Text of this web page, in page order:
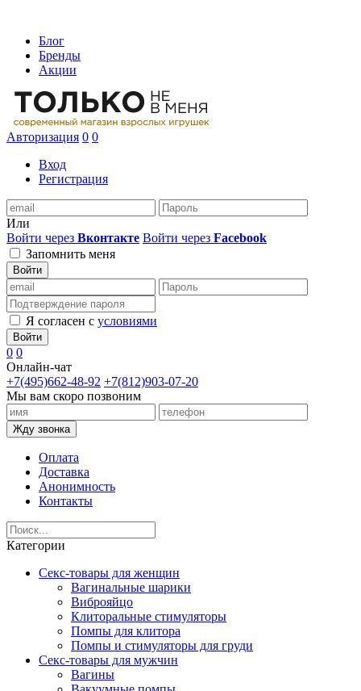
Блог
Бренды
Акции
Авторизация 0 0
Вход
Регистрация
Или
Войти через Вконтакте Войти через Facebook
Запомнить меня
Войти
Я согласен с условиями
Войти
0 0
Онлайн-чат
+7(495)662-48-92 +7(812)903-07-20
Мы вам скоро позвоним
Жду звонка
Оплата
Доставка
Анонимность
Контакты
Категории
Секс-товары для женщин
Вагинальные шарики
Виброяйцо
Клиторальные стимуляторы
Помпы для клитора
Помпы и стимуляторы для груди
Секс-товары для мужчин
Вагины